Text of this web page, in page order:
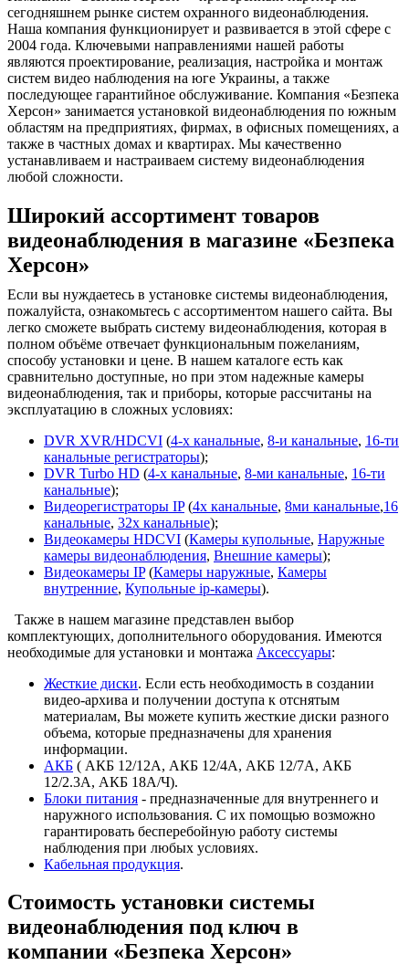
сегодняшнем рынке систем охранного видеонаблюдения.
Наша компания функционирует и развивается в этой сфере с
2004 года. Ключевыми направлениями нашей работы
являются проектирование, реализация, настройка и монтаж
систем видео наблюдения на юге Украины, а также
последующее гарантийное обслуживание. Компания «Безпека
Херсон» занимается установкой видеонаблюдения по южным
областям на предприятиях, фирмах, в офисных помещениях, а
также в частных домах и квартирах. Мы качественно
устанавливаем и настраиваем систему видеонаблюдения
любой сложности.
Широкий ассортимент товаров
видеонаблюдения в магазине «Безпека
Херсон»
Если вы нуждаетесь в установке системы видеонаблюдения,
пожалуйста, ознакомьтесь с ассортиментом нашего сайта. Вы
легко сможете выбрать систему видеонаблюдения, которая в
полном объёме отвечает функциональным пожеланиям,
способу установки и цене. В нашем каталоге есть как
сравнительно доступные, но при этом надежные камеры
видеонаблюдения, так и приборы, которые рассчитаны на
эксплуатацию в сложных условиях:
DVR XVR/HDCVI (4-x канальные, 8-и канальные, 16-ти
канальные регистраторы);
DVR Turbo HD (4-х канальные, 8-ми канальные, 16-ти
канальные);
Видеорегистраторы IP(4х канальные, 8ми канальные,16
канальные, 32x канальные);
Видеокамеры HDCVI (Камеры купольные, Наружные
камеры видеонаблюдения, Внешние камеры);
Видеокамеры IP(Камеры наружные, Камеры
внутренние, Купольные ip-камеры).
Также в нашем магазине представлен выбор
комплектующих, дополнительного оборудования. Имеются
необходимые для установки и монтажа Аксессуары:
Жесткие диски. Если есть необходимость в создании
видео-архива и получении доступа к отснятым
материалам, Вы можете купить жесткие диски разного
объема, которые предназначены для хранения
информации.
АКБ ( АКБ 12/12А, АКБ 12/4А, АКБ 12/7А, АКБ
12/2.3А, АКБ 18А/Ч).
Блоки питания - предназначенные для внутреннего и
наружного использования. С их помощью возможно
гарантировать бесперебойную работу системы
наблюдения при любых условиях.
Кабельная продукция.
Стоимость установки системы
видеонаблюдения под ключ в
компании «Безпека Херсон»